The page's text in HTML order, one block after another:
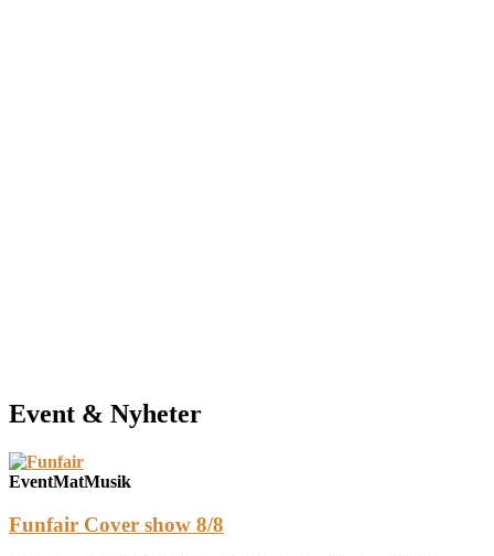
Event & Nyheter
EventMatMusik
Funfair Cover show 8/8